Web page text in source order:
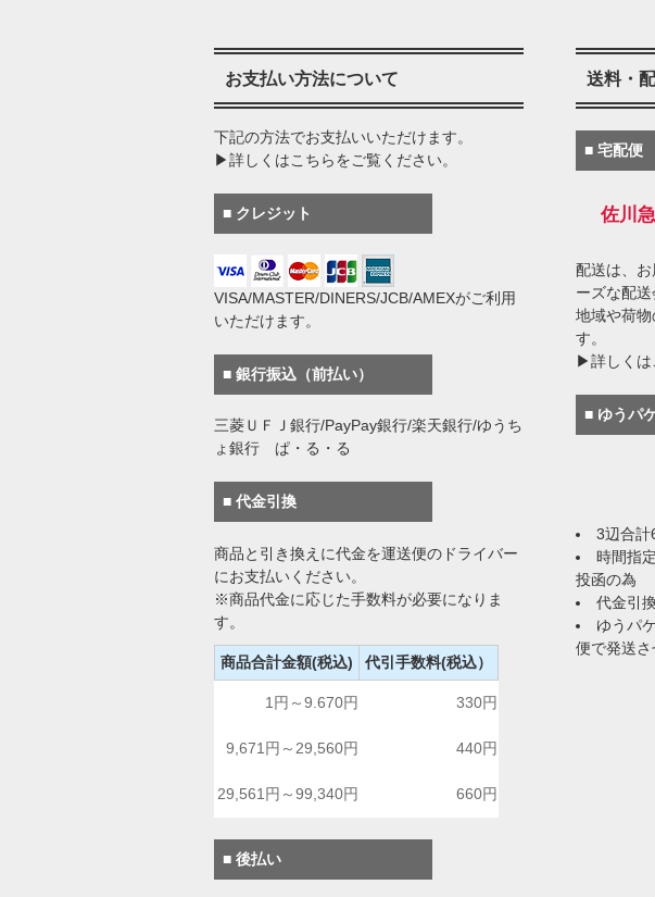
お支払い方法について
下記の方法でお支払いいただけます。
▶詳しくはこちらをご覧ください。
■ クレジット
VISA/MASTER/DINERS/JCB/AMEXがご利用
いただけます。
■ 銀行振込（前払い）
三菱ＵＦＪ銀行/PayPay銀行/楽天銀行/ゆうち
ょ銀行 ぱ・る・る
■ 代金引換
商品と引き換えに代金を運送便のドライバー
にお支払いください。
※商品代金に応じた手数料が必要になりま
す。
商品合計金額(税込) 代引手数料(税込）
1円～9.670円 330円
9,671円～29,560円 440円
29,561円～99,340円 660円
■ 後払い
送料・
■ 宅配便
佐川
配送は、
ーズな配送
地域や荷
す。
▶詳しくは
■ ゆうパ
3辺合計
時間指
投函の為
代金引
ゆうパ
便で発送さ